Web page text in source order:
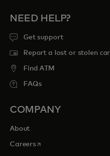
NEED HELP?
Get support
Report a lost or stolen
Find ATM
FAQs
COMPANY
About
Careerswird in einer neuen